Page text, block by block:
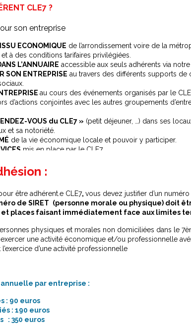
CLE7 ?
son entreprise
ECONOMIQUE de l’arrondissement voire de la
à des conditions tarifaires privilégiées.
L’ANNUAIRE accessible aux seuls adhérents via notre
SON ENTREPRISE au travers des différents supports de
au cours des événements organisés par le
d’actions conjointes avec les autres groupements
VOUS du CLE7 » (petit déjeuner, …) dans ses
et sa notoriété.
de la vie économique locale et pouvoir y participer.
mis en place par le CLE7.
:
être adhérent.e CLE7, vous devez justifier d’un
de SIRET (personne morale ou physique) doit
et places faisant immédiatement face aux limites
physiques et morales non domiciliées dans le
une activité économique et/ou professionnelle
d’une activité professionnelle
par entreprise :
: 90 euros
: 190 euros
: 350 euros